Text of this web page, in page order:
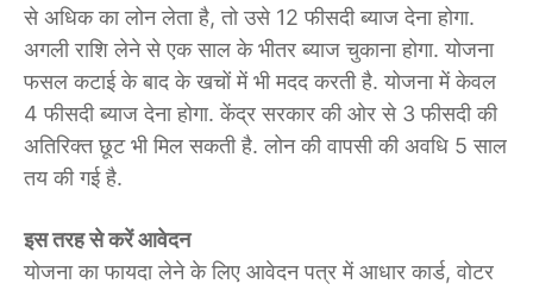
से अधिक का लोन लेता है, तो उसे 12 फीसदी ब्याज देना होगा.
अगली राशि लेने से एक साल के भीतर ब्याज चुकाना होगा. योजना
फसल कटाई के बाद के खचों में भी मदद करती है. योजना में केवल
4 फीसदी ब्याज देना होगा. केंद्र सरकार की ओर से 3 फीसदी की
अतिरिक्त छूट भी मिल सकती है. लोन की वापसी की अवधि 5 साल
तय की गई है.
इस तरह से करें आवेदन
योजना का फायदा लेने के लिए आवेदन पत्र में आधार कार्ड, वोटर